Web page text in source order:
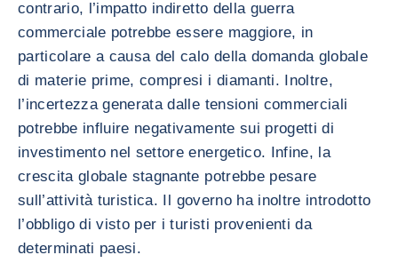
contrario, l’impatto indiretto della guerra
commerciale potrebbe essere maggiore, in
particolare a causa del calo della domanda globale
di materie prime, compresi i diamanti. Inoltre,
l’incertezza generata dalle tensioni commerciali
potrebbe influire negativamente sui progetti di
investimento nel settore energetico. Infine, la
crescita globale stagnante potrebbe pesare
sull’attività turistica. Il governo ha inoltre introdotto
l’obbligo di visto per i turisti provenienti da
determinati paesi.